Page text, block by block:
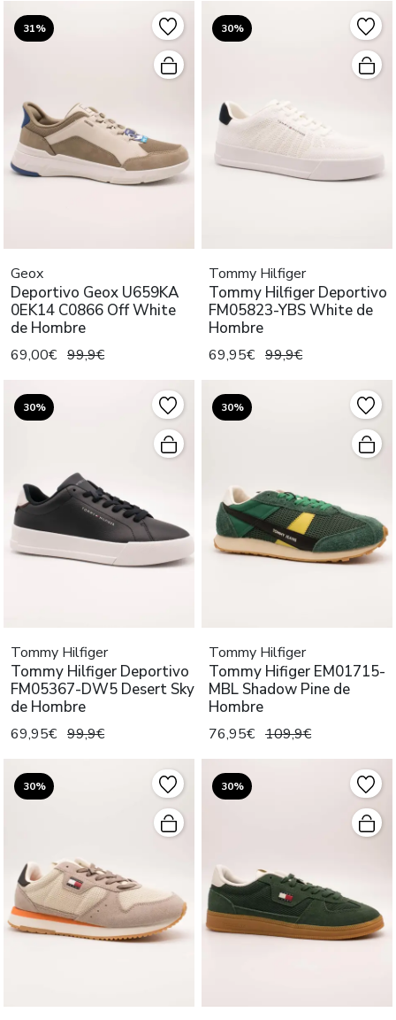
31%
Geox
Deportivo Geox U659KA
0EK14 C0866 Off White
de Hombre
69,00€ 99,9€
30%
Tommy Hilfiger
Tommy Hilfiger Deportivo
FM05823-YBS White de
Hombre
69,95€ 99,9€
30%
Tommy Hilfiger
Tommy Hilfiger Deportivo
FM05367-DW5 Desert Sky
de Hombre
69,95€ 99,9€
30%
Tommy Hilfiger
Tommy Hifiger EM01715-
MBL Shadow Pine de
Hombre
76,95€ 109,9€
30% 30%